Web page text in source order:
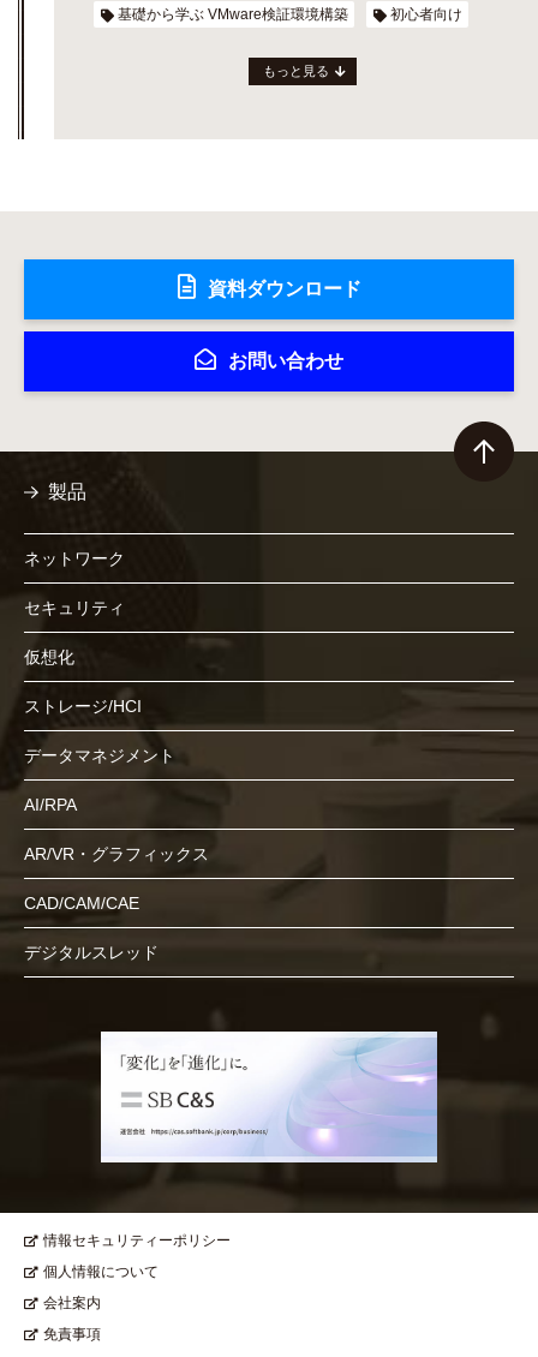
基礎から学ぶ VMware検証環境構築 初心者向け
もっと見る
資料ダウンロード
お問い合わせ
製品
ネットワーク
セキュリティ
仮想化
ストレージ/HCI
データマネジメント
AI/RPA
AR/VR・グラフィックス
CAD/CAM/CAE
デジタルスレッド
情報セキュリティーポリシー
個人情報について
会社案内
免責事項